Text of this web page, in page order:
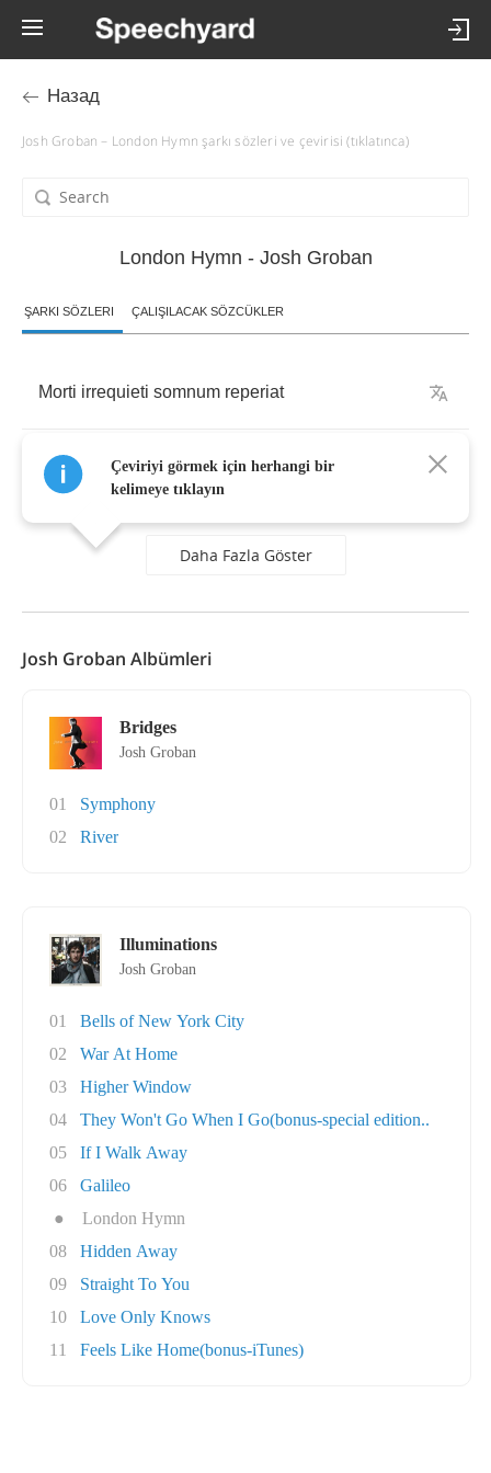
Назад
Josh Groban – London Hymn şarkı sözleri ve çevirisi (tıklatınca)
London Hymn - Josh Groban
ŞARKI SÖZLERI ÇALIŞILACAK SÖZCÜKLER
Morti irrequieti somnum reperiat
et lux memorandi nostri eum
Daha Fazla Göster
Çeviriyi görmek için herhangi bir
kelimeye tıklayın
Josh Groban Albümleri
Bridges
Josh Groban
01
Symphony
02
River
Illuminations
Josh Groban
01
Bells of New York City
02
War At Home
03
Higher Window
04
They Won't Go When I Go(bonus-special edition..
05
If I Walk Away
06
Galileo
●
London Hymn
08
Hidden Away
09
Straight To You
10
Love Only Knows
11
Feels Like Home(bonus-iTunes)